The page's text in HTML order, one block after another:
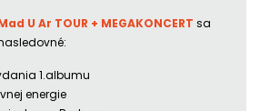
U Ar TOUR + MEGAKONCERT sa
1.albumu
energie